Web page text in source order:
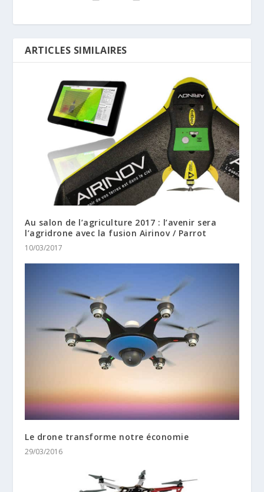
ARTICLES SIMILAIRES
Au salon de l’agriculture 2017 : l’avenir sera
l’agridrone avec la fusion Airinov / Parrot
10/03/2017
Le drone transforme notre économie
29/03/2016